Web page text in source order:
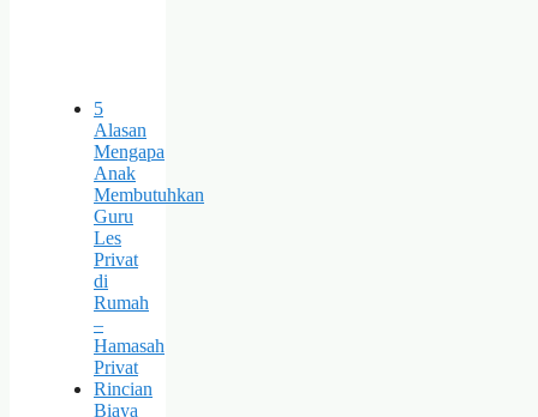
5
Alasan
Mengapa
Anak
Membutuhkan
Guru
Les
Privat
di
Rumah
–
Hamasah
Privat
Rincian
Biaya